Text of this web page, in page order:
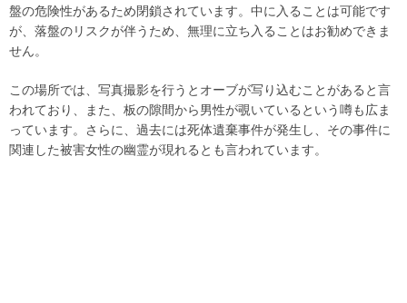
盤の危険性があるため閉鎖されています。中に入ることは可能です
が、落盤のリスクが伴うため、無理に立ち入ることはお勧めできま
せん。
この場所では、写真撮影を行うとオーブが写り込むことがあると言
われており、また、板の隙間から男性が覗いているという噂も広ま
っています。さらに、過去には死体遺棄事件が発生し、その事件に
関連した被害女性の幽霊が現れるとも言われています。